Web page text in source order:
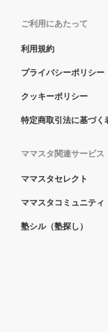
ご利用にあたって
利用規約
プライバシーポリシー
クッキーポリシー
特定商取引法に基づく
ママスタ関連サービス
ママスタセレクト
ママスタコミュニティ
塾シル（塾探し）